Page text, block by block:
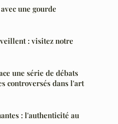
une gourde
: visitez notre
une série de débats
controversés dans l'art
: l'authenticité au